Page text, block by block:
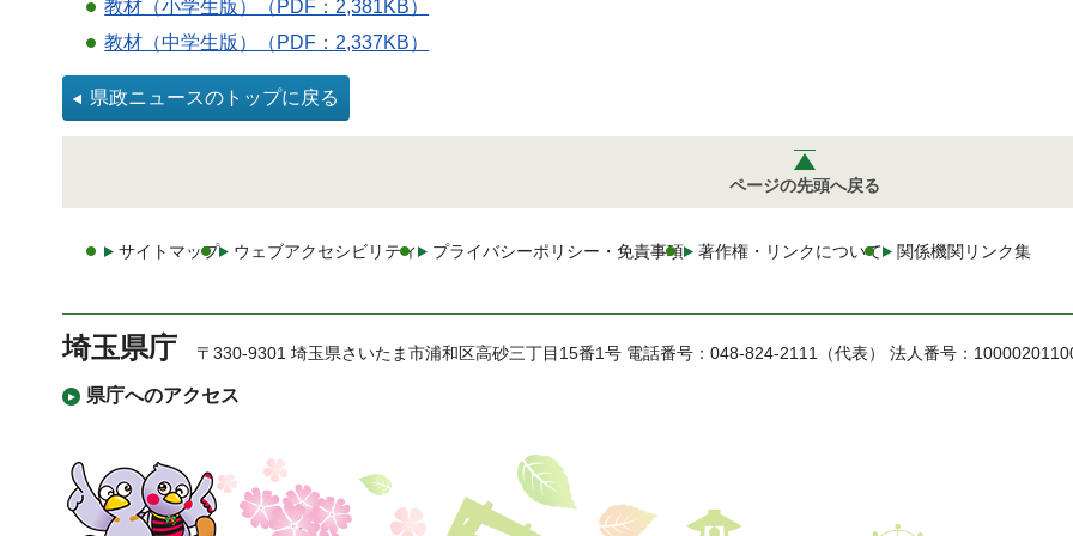
教材（小学生版）（PDF：2,381KB）
教材（中学生版）（PDF：2,337KB）
県政ニュースのトップに戻る
ページの先頭へ戻る
サイトマップ ウェブアクセシビリティ プライバシーポリシー・免責事項 著作権・リンクについて 関係機関リンク集
埼玉県庁
県庁へのアクセス
〒330-9301 埼玉県さいたま市浦和区高砂三丁目15番1号 電話番号：048-824-2111（代表） 法人番号：